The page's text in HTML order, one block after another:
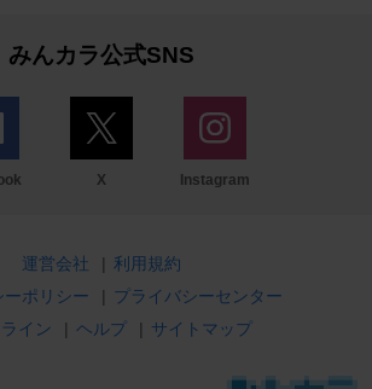
みんカラ公式SNS
X Instagram
運営会社 | 利用規約
ーポリシー
| プライバシーセンター
イン
| ヘルプ | サイトマップ